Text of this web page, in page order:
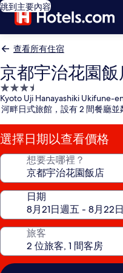
跳到主要內容
查看所有住宿
京都宇治花園飯
3.5
星
級
住
宿
Kyoto Uji Hanayashiki Ukifune-
河畔日式旅館，設有 2 間餐廳並
選擇日期以查看價格
想要去哪裡？
日期
旅客